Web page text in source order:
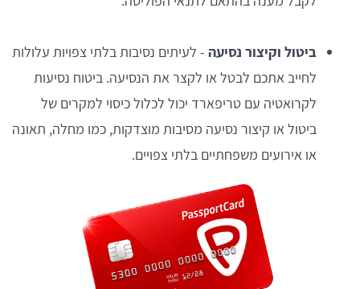
ביטול וקיצור נסיעה - לעיתים נסיבות בלתי צפויות עלולות
לחייב אתכם לבטל או לקצר את הנסיעה. ביטוח נסיעות
לקרואטיה עם טריפארד יכול לכלול כיסוי למקרים של
ביטול או קיצור נסיעה מסיבות מוצדקות, כמו מחלה, תאונה
או אירועים משפחתיים בלתי צפויים.